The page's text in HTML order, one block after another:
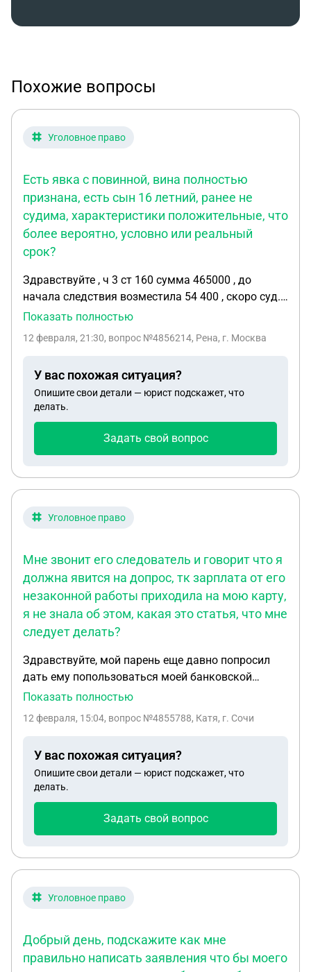
Похожие вопросы
Уголовное право
Есть явка с повинной, вина полностью
признана, есть сын 16 летний, ранее не
судима, характеристики положительные, что
более вероятно, условно или реальный
срок?
Здравствуйте , ч 3 ст 160 сумма 465000 , до
начала следствия возместила 54 400 , скоро суд.
Есть явка с повинной, вина полностью признана,
характеристики положительные, что более
Показать полностью
12 февраля, 21:30, вопрос №4856214, Рена, г. Москва
У вас похожая ситуация?
Опишите свои детали — юрист подскажет, что
делать.
Задать свой вопрос
Уголовное право
Мне звонит его следователь и говорит что я
должна явится на допрос, тк зарплата от его
незаконной работы приходила на мою карту,
я не знала об этом, какая это статья, что мне
следует делать?
Здравствуйте, мой парень еще давно попросил
дать ему попользоваться моей банковской
картой,просто на ежедневные расходы,тк его
приложение банка на свой телефон,все
и тп. Через время его забрали в сизо по статье
274.3 . Мне звонит его следователь и говорит что
я должна явится на допрос ,тк зарплата от его
знала об этом, какая это статья,что мне следует
Показать полностью
12 февраля, 15:04, вопрос №4855788, Катя, г. Сочи
У вас похожая ситуация?
Опишите свои детали — юрист подскажет, что
делать.
Задать свой вопрос
Уголовное право
Добрый день, подскажите как мне
правильно написать заявления что бы моего